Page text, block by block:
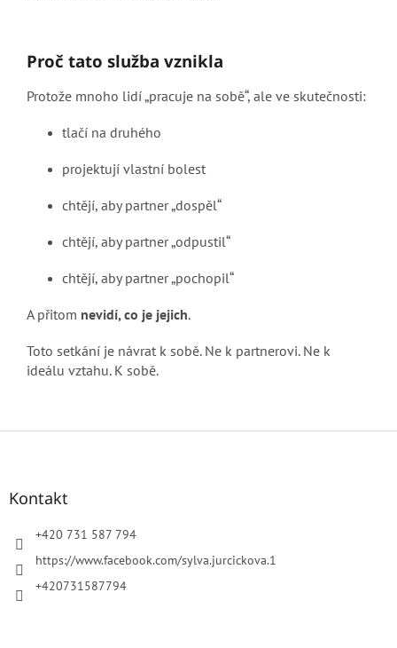
Proč tato služba vznikla
Protože mnoho lidí „pracuje na sobě“, ale ve skutečnosti:
tlačí na druhého
projektují vlastní bolest
chtějí, aby partner „dospěl“
chtějí, aby partner „odpustil“
chtějí, aby partner „pochopil“
A přitom nevidí, co je jejich.
Toto setkání je návrat k sobě. Ne k partnerovi. Ne k
ideálu vztahu. K sobě.
Z
Kontakt
+420 731 587 794
https://www.facebook.com/sylva.jurcickova.1
+420731587794